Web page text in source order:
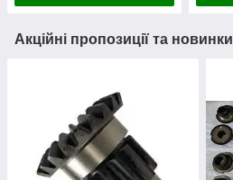
Акційні пропозиції та новинки